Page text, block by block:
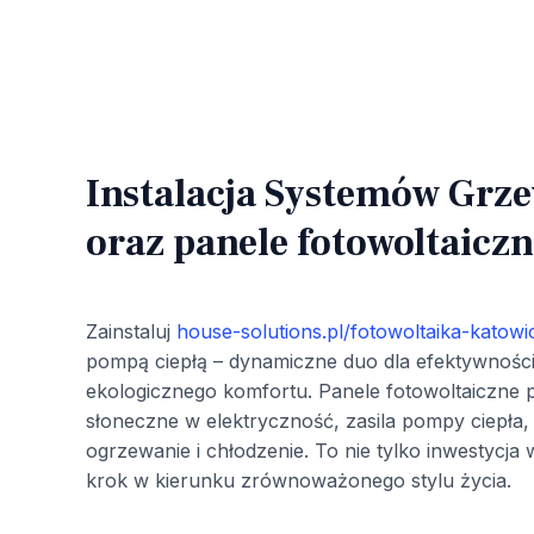
Instalacja Systemów
oraz panele
Zainstaluj house-solutions.pl/fotowoltaika-
pompą ciepłą – dynamiczne duo dla
ekologicznego komfortu. Panele fotowoltaiczne
słoneczne w elektryczność, zasila pompy
ogrzewanie i chłodzenie. To nie tylko inwestycja
krok w kierunku zrównoważonego stylu życia.